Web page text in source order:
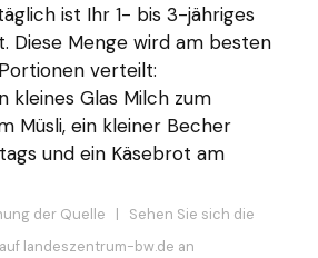
ist Ihr 1- bis 3-jähriges
Diese Menge wird am besten
verteilt:
kleines Glas Milch zum
Müsli, ein kleiner Becher
und ein Käsebrot am
der Quelle | Sehen Sie sich die
landeszentrum-bw.de an